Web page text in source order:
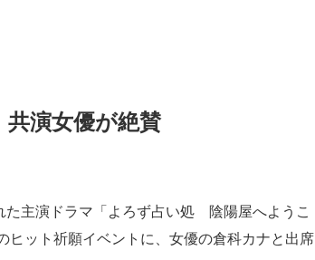
演女優が絶賛
主演ドラマ「よろず占い処 陰陽屋へようこ
ット祈願イベントに、女優の倉科カナと出席